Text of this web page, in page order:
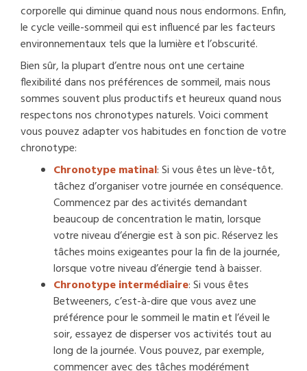
corporelle qui diminue quand nous nous endormons. Enfin,
le cycle veille-sommeil qui est influencé par les facteurs
environnementaux tels que la lumière et l’obscurité.
Bien sûr, la plupart d’entre nous ont une certaine
flexibilité dans nos préférences de sommeil, mais nous
sommes souvent plus productifs et heureux quand nous
respectons nos chronotypes naturels. Voici comment
vous pouvez adapter vos habitudes en fonction de votre
chronotype:
Chronotype matinal: Si vous êtes un lève-tôt,
tâchez d’organiser votre journée en conséquence.
Commencez par des activités demandant
beaucoup de concentration le matin, lorsque
votre niveau d’énergie est à son pic. Réservez les
tâches moins exigeantes pour la fin de la journée,
lorsque votre niveau d’énergie tend à baisser.
Chronotype intermédiaire: Si vous êtes
Betweeners, c’est-à-dire que vous avez une
préférence pour le sommeil le matin et l’éveil le
soir, essayez de disperser vos activités tout au
long de la journée. Vous pouvez, par exemple,